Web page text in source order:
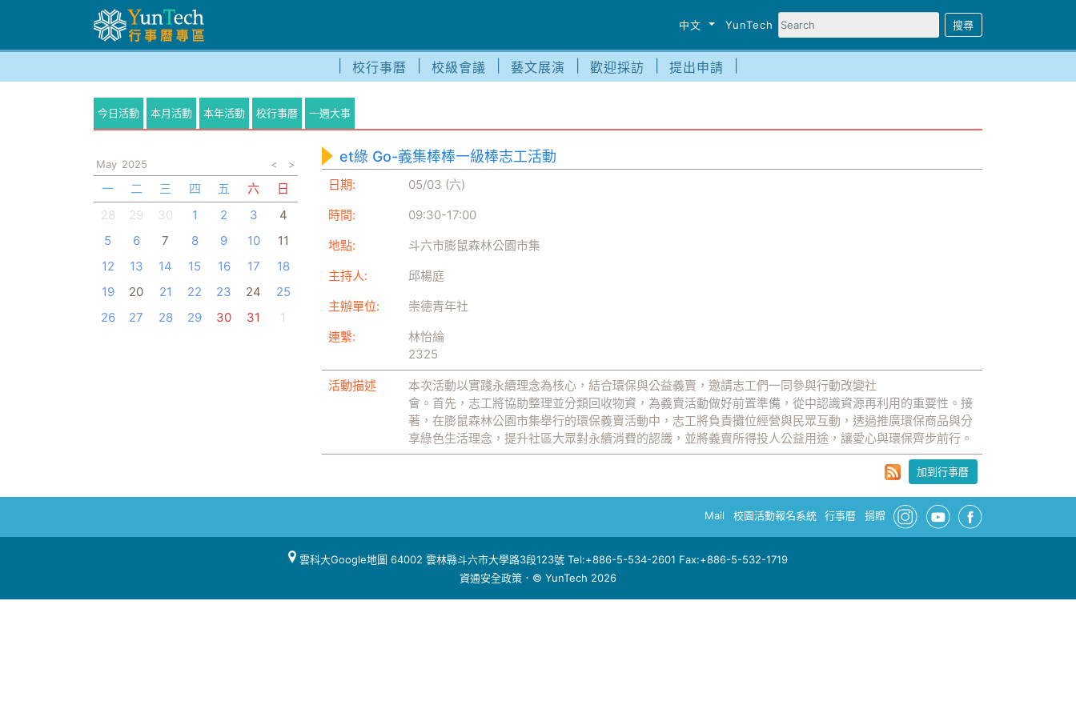
中文 YunTech
校行事曆 校級會議 藝文展演 歡迎採訪 提出申請
今日活動 本月活動 本年活動 校行事曆 一週大事
May 2025 < >
一 二 三 四 五 六
日
28
29 30 1 2 3
4
5
6 7 8 9 10
11
12
13 14 15 16 17
18
19
20 21 22 23 24
25
26
27 28 29 30 31 1
et綠 Go-義集棒棒一級棒志工活動
日期:
05/03 (六)
時間:
09:30-17:00
地點:
斗六市膨鼠森林公園市集
主持人:
邱楊庭
主辦單位:
崇德青年社
連繫:
林怡綸
2325
活動描述
本次活動以實踐永續理念為核心，結合環保與公益義賣，邀請志工們一同參與行動改變社
會。首先，志工將協助整理並分類回收物資，為義賣活動做好前置準備，從中認識資源再利用的重要性。接
著，在膨鼠森林公園市集舉行的環保義賣活動中，志工將負責攤位經營與民眾互動，透過推廣環保商品與分
享綠色生活理念，提升社區大眾對永續消費的認識，並將義賣所得投人公益用途，讓愛心與環保齊步前行。
加到行事曆
Mail 校園活動報名系統 行事曆 捐贈
雲科大Google地圖 64002 雲林縣斗六市大學路3段123號 Tel:+886-5-534-2601 Fax:+886-5-532-1719
資通安全政策 ．© YunTech 2026